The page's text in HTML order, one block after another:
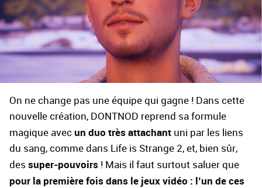
On ne change pas une équipe qui gagne ! Dans cette
nouvelle création, DONTNOD reprend sa formule
magique avec un duo très attachant uni par les liens
du sang, comme dans Life is Strange 2, et, bien sûr,
des super-pouvoirs ! Mais il faut surtout saluer que
pour la première fois dans le jeux vidéo : l’un de ces